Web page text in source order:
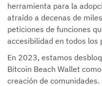
herramienta para la
atraído a decenas de
peticiones de funciones
accesibilidad en todos los
En 2023, estamos
Bitcoin Beach Wallet
creación de comunidades.